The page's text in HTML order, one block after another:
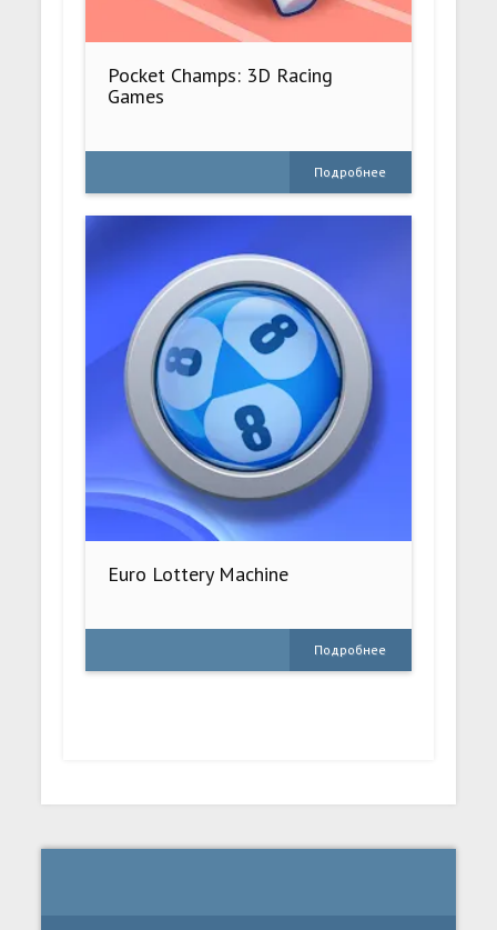
Pocket Champs: 3D Racing
Games
Подробнее
Euro Lottery Machine
Подробнее